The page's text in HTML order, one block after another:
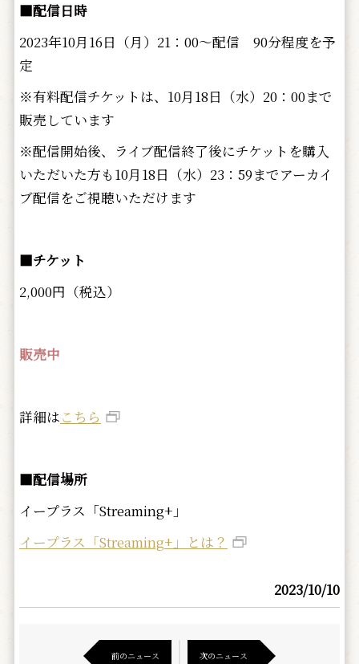
■配信日時
2023年10月16日（月）21：00～配信 90分程度を予
定
※有料配信チケットは、10月18日（水）20：00まで
販売しています
※配信開始後、ライブ配信終了後にチケットを購入
いただいた方も10月18日（水）23：59までアーカイ
ブ配信をご視聴いただけます
■チケット
2,000円（税込）
販売中
詳細はこちら
■配信場所
イープラス「Streaming+」
イープラス「Streaming+」とは？
2023/10/10
前のニュース 次のニュース